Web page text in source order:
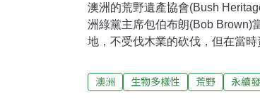
澳洲的荒野遺產協會(Bush
洲綠黨主席包伯布朗(Bob Brown)
地，不受伐木業的砍伐，但在當
先用其獲得的環境獎之獎金做為
大眾募款以湊足資金。目前荒野
澳洲 生物多樣性 荒野 永續